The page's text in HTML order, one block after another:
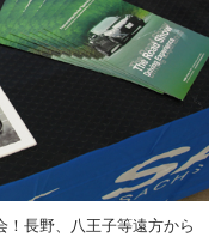
！長野、八王子等遠方から